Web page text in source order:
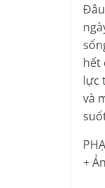
hết
lực
và
+